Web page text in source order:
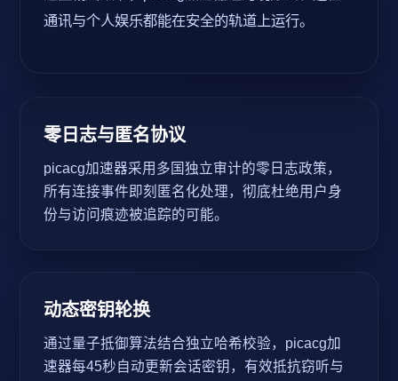
通讯与个人娱乐都能在安全的轨道上运行。
零日志与匿名协议
picacg加速器采用多国独立审计的零日志政策，
所有连接事件即刻匿名化处理，彻底杜绝用户身
份与访问痕迹被追踪的可能。
动态密钥轮换
通过量子抵御算法结合独立哈希校验，picacg加
速器每45秒自动更新会话密钥，有效抵抗窃听与